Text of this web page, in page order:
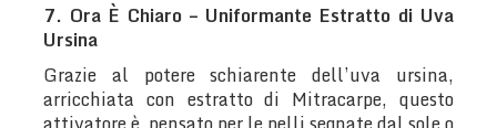
7. Ora È Chiaro – Uniformante Estratto di Uva
Ursina
Grazie al potere schiarente dell’uva ursina,
arricchiata con estratto di Mitracarpe, questo